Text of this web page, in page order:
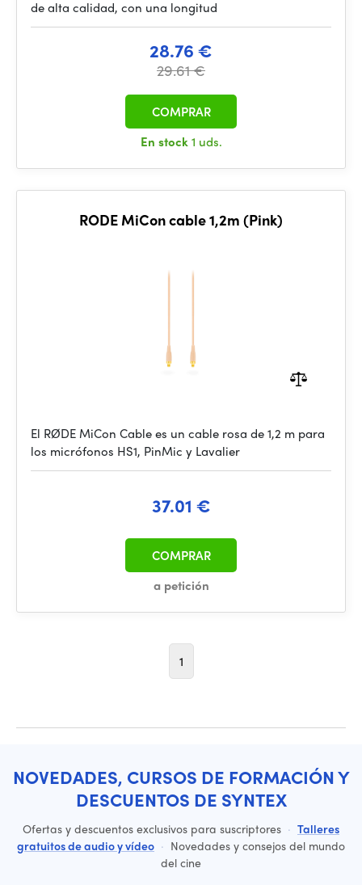
de alta calidad, con una longitud
28.76 €
29.61 €
En stock1 uds.
COMPRAR
RODE MiCon cable 1,2m (Pink)
El RØDE MiCon Cable es un cable rosa de 1,2 m para
los micrófonos HS1, PinMic y Lavalier
37.01 €
a petición
COMPRAR
1
NOVEDADES, CURSOS DE FORMACIÓN Y
DESCUENTOS DE SYNTEX
Ofertas y descuentos exclusivos para suscriptores · Talleres
gratuitos de audio y vídeo · Novedades y consejos del mundo
del cine